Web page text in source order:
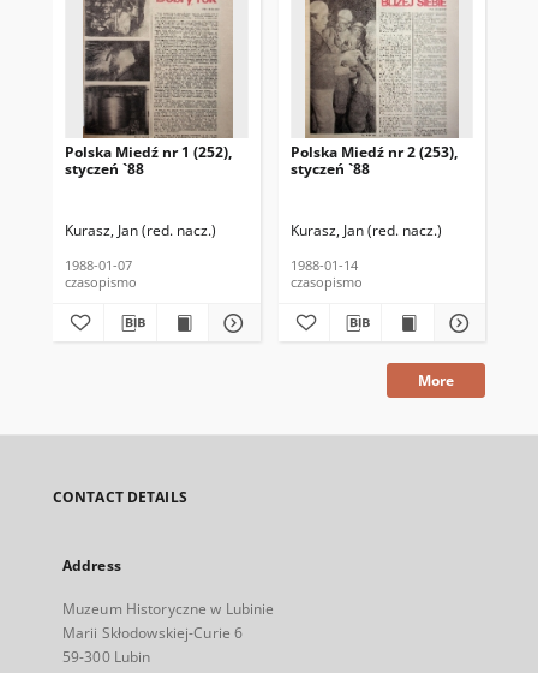
Polska Miedź nr 1 (252),
styczeń `88
Kurasz, Jan (red. nacz.)
1988-01-07
czasopismo
Polska Miedź nr 2 (253),
styczeń `88
Kurasz, Jan (red. nacz.)
1988-01-14
czasopismo
More
CONTACT DETAILS
Address
Muzeum Historyczne w Lubinie
Marii Skłodowskiej-Curie 6
59-300 Lubin